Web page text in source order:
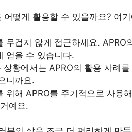
어떻게 활용할 수 있을까요? 여
무겁지 않게 접근하세요.
얻을 수 있습니다.
상황에서는 APRO의 활용 사례
니까요.
위해 APRO를 주기적으로 사용
예요.